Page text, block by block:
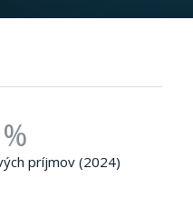
%
príjmov (2024)